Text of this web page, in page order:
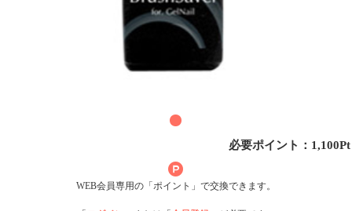
必要ポイント：1,100Pt
WEB会員専用の「ポイント」で交換できます。